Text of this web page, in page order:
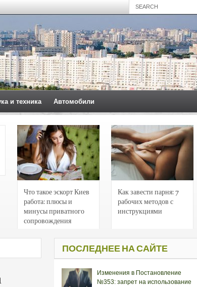
и техника Автомобили
Что такое эскорт Киев
работа: плюсы и
минусы приватного
сопровождения
Как завести парня: 7
рабочих методов с
инструкциями
ПОСЛЕДНЕЕ НА САЙТЕ
Изменения в Постановление
№353: запрет на использование